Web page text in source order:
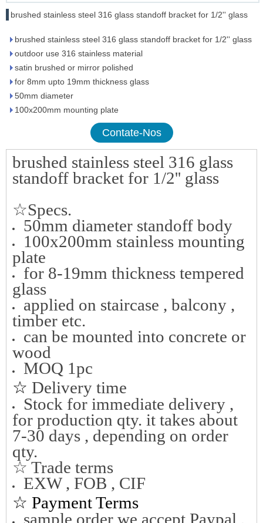
brushed stainless steel 316 glass standoff bracket for 1/2'' glass
brushed stainless steel 316 glass standoff bracket for 1/2'' glass
outdoor use 316 stainless material
satin brushed or mirror polished
for 8mm upto 19mm thickness glass
50mm diameter
100x200mm mounting plate
Contate-Nos
brushed stainless steel 316 glass
standoff bracket for 1/2'' glass
☆Specs.
50mm diameter standoff body
100x200mm stainless mounting
plate
for 8-19mm thickness tempered
glass
applied on staircase , balcony ,
timber etc.
can be mounted into concrete or
wood
MOQ 1pc
☆ Delivery time
Stock for immediate delivery ,
for production qty. it takes about
7-30 days , depending on order
qty.
☆ Trade terms
EXW , FOB , CIF
☆ Payment Terms
sample order we accept Paypal ,